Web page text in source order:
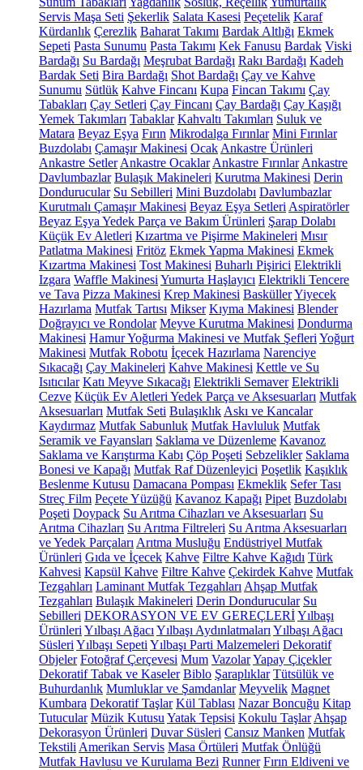
Servis Maşa Seti Şekerlik Salata Kasesi Peçetelik Karaf
Kürdanlık Çerezlik Baharat Takımı Bardak Altlığı Ekmek
Sepeti Pasta Sunumu Pasta Takımı Kek Fanusu Bardak Viski
Bardağı Su Bardağı Meşrubat Bardağı Rakı Bardağı Kadeh
Bardak Seti Bira Bardağı Shot Bardağı Çay ve Kahve
Sunumu Sütlük Kahve Fincanı Kupa Fincan Takımı Çay
Tabakları Çay Setleri Çay Fincanı Çay Bardağı Çay Kaşığı
Yemek Takımları Tabaklar Kahvaltı Takımları Suluk ve
Matara Beyaz Eşya Fırın Mikrodalga Fırınlar Mini Fırınlar
Buzdolabı Çamaşır Makinesi Ocak Ankastre Ürünleri
Ankastre Setler Ankastre Ocaklar Ankastre Fırınlar Ankastre
Davlumbazlar Bulaşık Makineleri Kurutma Makinesi Derin
Dondurucular Su Sebilleri Mini Buzdolabı Davlumbazlar
Kurutmalı Çamaşır Makinesi Beyaz Eşya Setleri Aspiratörler
Beyaz Eşya Yedek Parça ve Bakım Ürünleri Şarap Dolabı
Küçük Ev Aletleri Kızartma ve Pişirme Makineleri Mısır
Patlatma Makinesi Fritöz Ekmek Yapma Makinesi Ekmek
Kızartma Makinesi Tost Makinesi Buharlı Pişirici Elektrikli
Izgara Waffle Makinesi Yumurta Haşlayıcı Elektrikli Tencere
ve Tava Pizza Makinesi Krep Makinesi BasküllerYiyecek
Hazırlama Mutfak Tartısı Mikser Kıyma Makinesi Blender
Doğrayıcı ve Rondolar Meyve Kurutma Makinesi Dondurma
Makinesi Hamur Yoğurma Makinesi ve Mutfak Şefleri Yoğurt
Makinesi Mutfak Robotu İçecek Hazırlama Narenciye
Sıkacağı Çay Makineleri Kahve Makinesi Kettle ve Su
Isıtıcılar Katı Meyve Sıkacağı Elektrikli Semaver Elektrikli
Cezve Küçük Ev Aletleri Yedek Parça ve Aksesuarları Mutfak
Aksesuarları Mutfak Seti Bulaşıklık Askı ve Kancalar
Kaydırmaz Mutfak Sabunluk Mutfak Havluluk Mutfak
Seramik ve Fayansları Saklama ve Düzenleme Kavanoz
Saklama ve Karıştırma Kabı Çöp Poşeti Sebzelikler Saklama
Bonesi ve Kapağı Mutfak Raf Düzenleyici Poşetlik Kaşıklık
Beslenme Kutusu Damacana Pompası Ekmeklik Sefer Tası
Streç Film Peçete Yüzüğü Kavanoz Kapağı Pipet Buzdolabı
Poşeti Doypack Su Arıtma Cihazları ve Aksesuarları Su
Arıtma Cihazları Su Arıtma Filtreleri Su Arıtma Aksesuarları
ve Yedek Parçaları Arıtma Musluğu Endüstriyel Mutfak
Ürünleri Gıda ve İçecek Kahve Filtre Kahve Kağıdı Türk
Kahvesi Kapsül Kahve Filtre Kahve Çekirdek Kahve Mutfak
Tezgahları Laminant Mutfak Tezgahları Ahşap Mutfak
Tezgahları Bulaşık Makineleri Derin Dondurucular Su
Sebilleri DEKORASYON VE EV GEREÇLERİYılbaşı
Ürünleri Yılbaşı Ağacı Yılbaşı Aydınlatmaları Yılbaşı Ağacı
Süsleri Yılbaşı Sepeti Yılbaşı Parti Malzemeleri Dekoratif
Objeler Fotoğraf Çerçevesi Mum VazolarYapay Çiçekler
Dekoratif Tabak ve Kaseler Biblo Şaraplıklar Tütsülük ve
Buhurdanlık Mumluklar ve Şamdanlar Meyvelik Magnet
Kumbara Dekoratif Taşlar Kül Tablası Nazar Boncuğu Kitap
Tutucular Müzik Kutusu Yatak Tepsisi Kokulu Taşlar Ahşap
Dekorasyon Ürünleri Duvar Süsleri Cansız Manken Mutfak
Tekstili Amerikan Servis Masa Örtüleri Mutfak Önlüğü
Mutfak Havlusu ve Kurulama Bezi Runner Fırın Eldiveni ve